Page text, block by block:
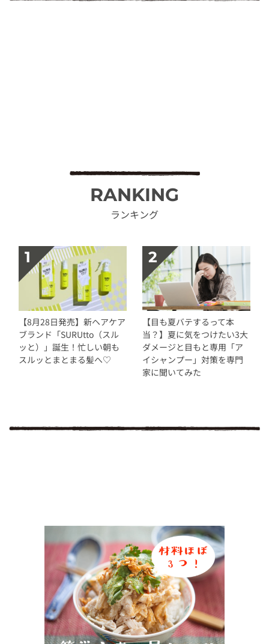
RANKING
ランキング
【8月28日発売】新ヘアケア
ブランド「SURUtto（スル
ッと）」誕生！忙しい朝も
スルッとまとまる髪へ♡
【目も夏バテするって本
当？】夏に気をつけたい3大
ダメージと目もと専用「ア
イシャンプー」対策を専門
家に聞いてみた